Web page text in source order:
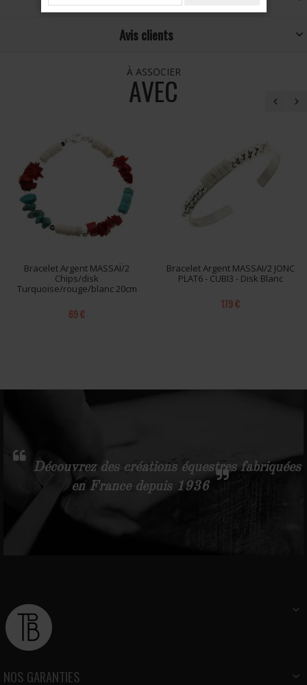
Avis clients
À ASSOCIER
AVEC
Bracelet Argent MASSAÏ/2
Chips/disk
Turquoise/rouge/blanc 20cm
69 €
Bracelet Argent MASSAI/2 JONC
PLAT6 - CUBI3 - Disk Blanc
179 €
Découvrez des créations équestres fabriquées
en France depuis 1936
NOS GARANTIES